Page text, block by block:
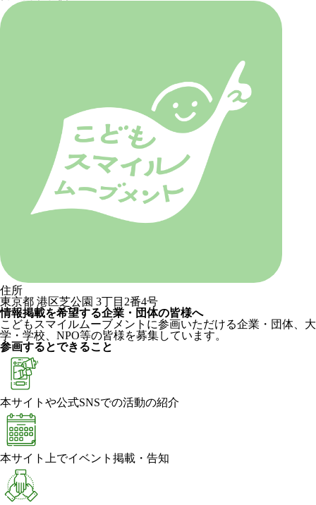
住所
東京都 港区芝公園 3丁目2番4号
情報掲載を希望する企業・団体の皆様へ
こどもスマイルムーブメントに参画いただける企業・団体、大
学・学校、NPO等の皆様を募集しています。
参画するとできること
本サイトや公式SNSでの活動の紹介
本サイト上でイベント掲載・告知